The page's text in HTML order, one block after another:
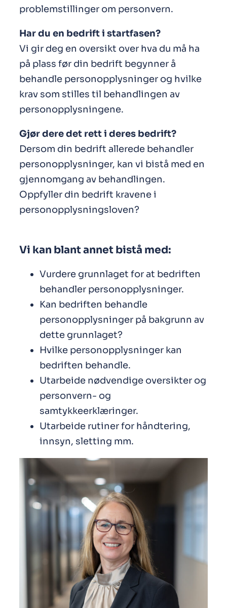
problemstillinger om personvern.
Har du en bedrift i startfasen?
Vi gir deg en oversikt over hva du må ha
på plass før din bedrift begynner å
behandle personopplysninger og hvilke
krav som stilles til behandlingen av
personopplysningene.
Gjør dere det rett i deres bedrift?
Dersom din bedrift allerede behandler
personopplysninger, kan vi bistå med en
gjennomgang av behandlingen.
Oppfyller din bedrift kravene i
personopplysningsloven?
Vi kan blant annet bistå med:
Vurdere grunnlaget for at bedriften
behandler personopplysninger.
Kan bedriften behandle
personopplysninger på bakgrunn av
dette grunnlaget?
Hvilke personopplysninger kan
bedriften behandle.
Utarbeide nødvendige oversikter og
personvern- og
samtykkeerklæringer.
Utarbeide rutiner for håndtering,
innsyn, sletting mm.